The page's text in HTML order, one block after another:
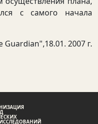
с самого начала
Guardian",18.01. 2007 г.